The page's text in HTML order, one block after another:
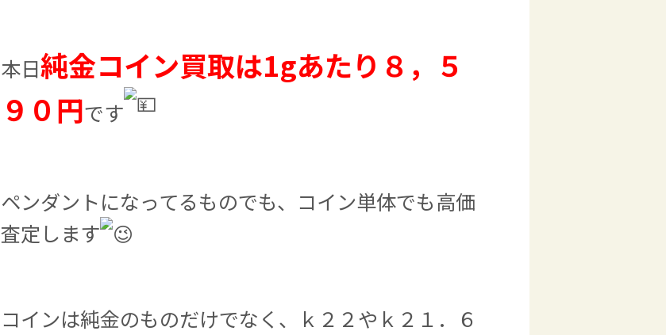
本日純金コイン買取は1gあたり８，５
９０円です
ペンダントになってるものでも、コイン単体でも高価
査定します
コインは純金のものだけでなく、ｋ２２やｋ２１．６